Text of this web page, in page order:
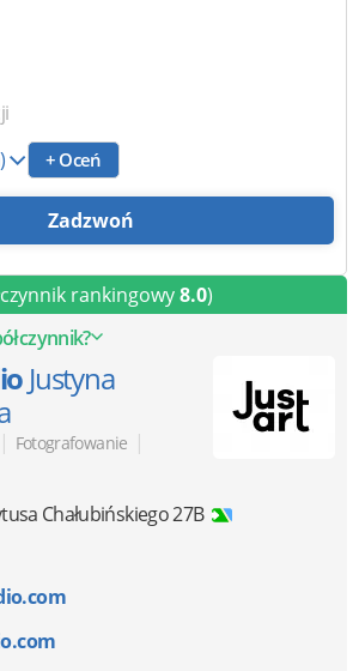
+ Oceń
Zadzwoń
rankingowy8.0)
Justyna
| Fotografowanie |
Chałubińskiego 27B